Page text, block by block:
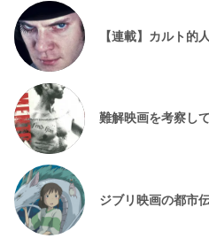
【連載】カルト的
難解映画を考察し
ジブリ映画の都市